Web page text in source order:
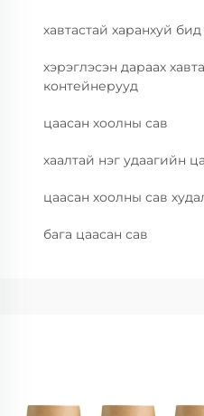
хавтастай харанхуй бид
хэрэглэсэн дараах
контейнерууд
цаасан хоолны сав
хаалтай нэг удаагийн
цаасан хоолны сав
бага цаасан сав